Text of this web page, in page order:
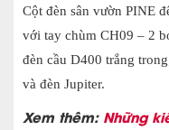
Cột đèn sân vườn PINE
với tay chùm CH09 – 2
đèn cầu D400 trắng
và đèn Jupiter.
Xem thêm: Những